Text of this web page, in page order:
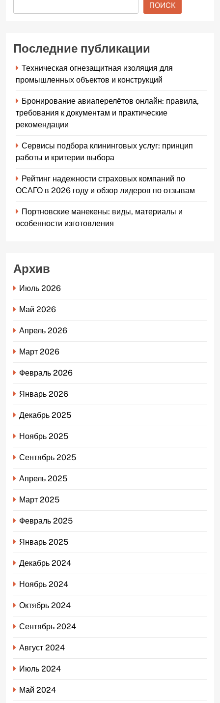
ПОИСК
Последние публикации
Техническая огнезащитная изоляция для
промышленных объектов и конструкций
Бронирование авиаперелётов онлайн: правила,
требования к документам и практические
рекомендации
Сервисы подбора клининговых услуг: принцип
работы и критерии выбора
Рейтинг надежности страховых компаний по
ОСАГО в 2026 году и обзор лидеров по отзывам
Портновские манекены: виды, материалы и
особенности изготовления
Архив
Июль 2026
Май 2026
Апрель 2026
Март 2026
Февраль 2026
Январь 2026
Декабрь 2025
Ноябрь 2025
Сентябрь 2025
Апрель 2025
Март 2025
Февраль 2025
Январь 2025
Декабрь 2024
Ноябрь 2024
Октябрь 2024
Сентябрь 2024
Август 2024
Июль 2024
Май 2024